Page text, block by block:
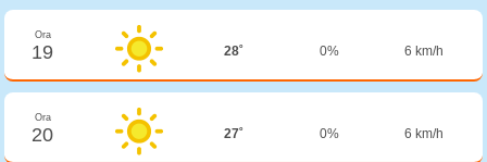
Ora
19 28˚ 0% 6 km/h
Ora
20 27˚ 0% 6 km/h